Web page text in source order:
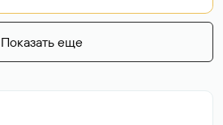
Показать еще